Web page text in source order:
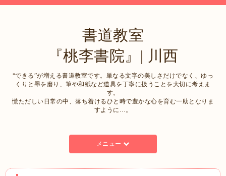
書道教室
『桃李書院』| 川西
“できる”が増える書道教室です。単なる文字の美しさだけでなく、ゆっ
くりと墨を磨り、筆や和紙など道具を丁寧に扱うことを大切に考えま
す。
慌ただしい日常の中、落ち着けるひと時で豊かな心を育む一助となりま
すように…。
メニュー